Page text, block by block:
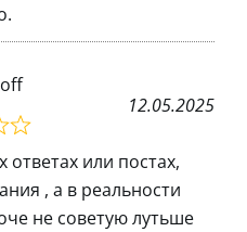
12.05.2025
или постах,
, а в реальности
не советую лутьше